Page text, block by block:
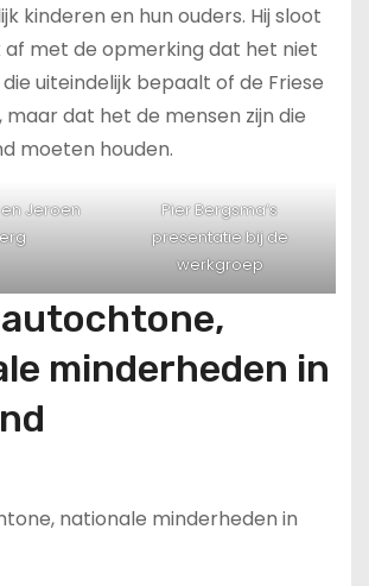
kinderen en hun ouders. Hij sloot
af met de opmerking dat het niet
uiteindelijk bepaalt of de Friese
dat het de mensen zijn die
moeten houden.
Jeroen
Pier Bergsma’s
presentatie bij de
werkgroep
autochtone,
minderheden in
nationale minderheden in